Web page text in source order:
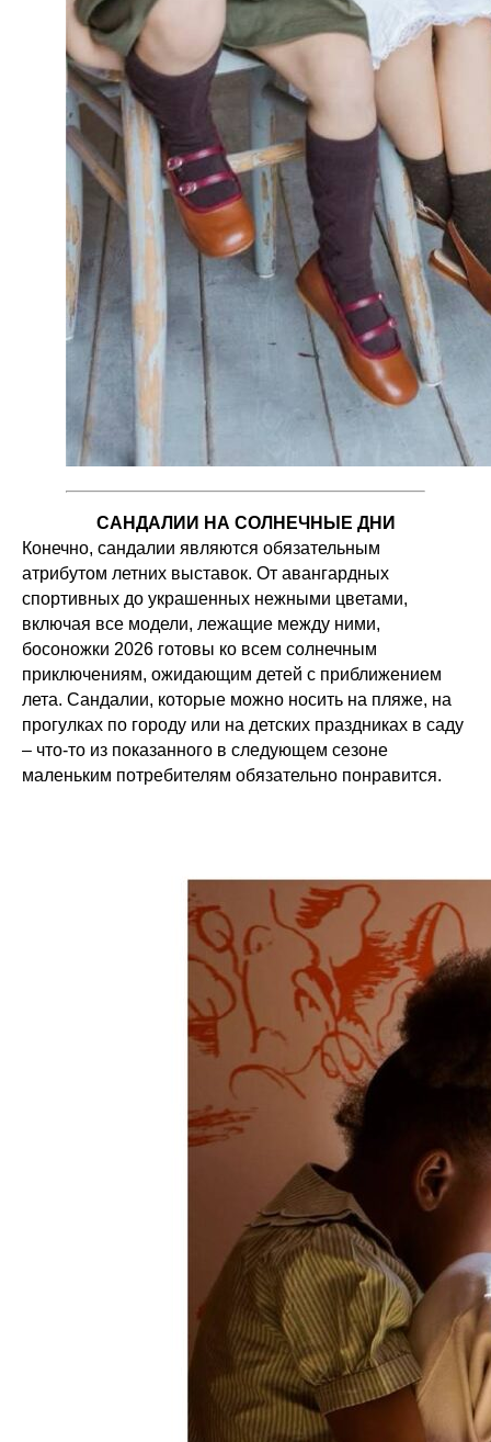
САНДАЛИИ НА СОЛНЕЧНЫЕ ДНИ
Конечно, сандалии являются обязательным
атрибутом летних выставок. От авангардных
спортивных до украшенных нежными цветами,
включая все модели, лежащие между ними,
босоножки 2026 готовы ко всем солнечным
приключениям, ожидающим детей с приближением
лета. Сандалии, которые можно носить на пляже, на
прогулках по городу или на детских праздниках в саду
– что-то из показанного в следующем сезоне
маленьким потребителям обязательно понравится.